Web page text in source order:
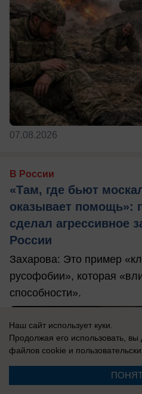
07.08.2026
В России
«Там, где бьют
оказывает помощь»:
сделал агрессивное
России
Захарова: Это пример
русофобии», которая
способности».
Наш сайт использует куки.
Продолжая его использовать, вы
файлов cookie и